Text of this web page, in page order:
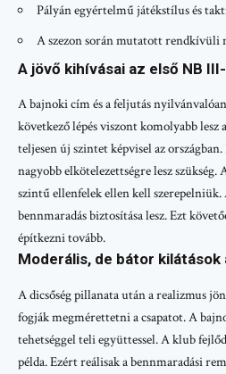
Pályán egyértelmű játékstílus és
A szezon során mutatott rendkívüli
A jövő kihívásai az első NB
A bajnoki cím és a feljutás
következő lépés viszont komolyabb lesz
teljesen új szintet képvisel az
nagyobb elkötelezettségre lesz szükség.
szintű ellenfelek ellen kell szerepelniük.
bennmaradás biztosítása lesz. Ezt
építkezni tovább.
Moderális, de bátor kilátások
A dicsőség pillanata után a realizmus
fogják megmérettetni a csapatot. A
tehetséggel teli együttessel. A klub
példa. Ezért reálisak a bennmaradási